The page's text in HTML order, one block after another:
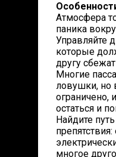
Атмосфера
паника
Управляйте
которые
другу
Многие
ловушки, но
ограничено,
остаться и
Найдите
препятствия:
многое